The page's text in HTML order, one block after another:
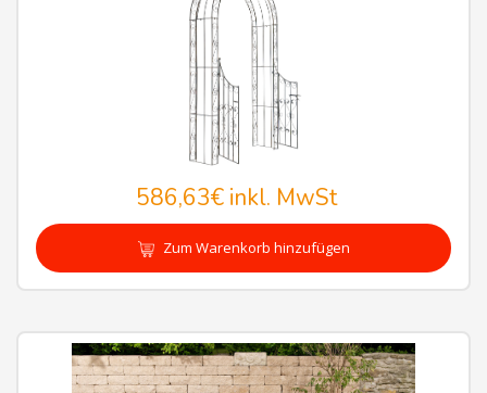
586,63€inkl. MwSt
Zum Warenkorb hinzufügen